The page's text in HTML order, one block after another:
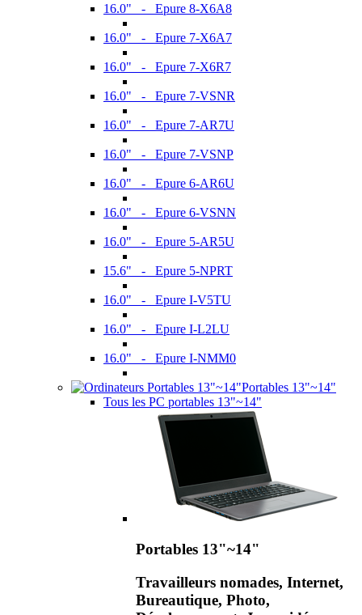
16.0" - Epure 8-X6A8
16.0" - Epure 7-X6A7
16.0" - Epure 7-X6R7
16.0" - Epure 7-VSNR
16.0" - Epure 7-AR7U
16.0" - Epure 7-VSNP
16.0" - Epure 6-AR6U
16.0" - Epure 6-VSNN
16.0" - Epure 5-AR5U
15.6" - Epure 5-NPRT
16.0" - Epure I-V5TU
16.0" - Epure I-L2LU
16.0" - Epure I-NMM0
Portables 13"~14"
Tous les PC portables 13"~14"
Portables 13"~14"
Travailleurs nomades, Internet,
Bureautique, Photo,